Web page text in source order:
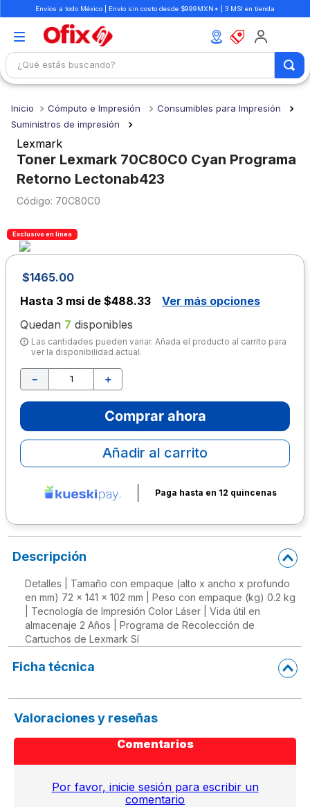
Envíos a todo México | Envío sin costo desde $999MXN* | 3 MSI en tienda
¿Qué estás buscando?
Cómputo e Impresión
Consumibles para Impresión
Suministros de impresión
Lexmark
Toner Lexmark 70C80C0 Cyan Programa
Retorno Lectonab423
: 70C80C0
Exclusivo en línea
$1465.00
Hasta 3 msi de $488.33
Ver más opciones
Quedan 7 disponibles
Las cantidades pueden variar. Añada el producto al carrito para
ver la disponibilidad actual.
＋
－
Comprar ahora
Añadir al carrito
Paga hasta en 12 quincenas
Descripción
Detalles | Tamaño con empaque (alto x ancho x profundo
en mm) 72 x 141 x 102 mm | Peso con empaque (kg) 0.2 kg
| Tecnología de Impresión Color Láser | Vida útil en
almacenaje 2 Años | Programa de Recolección de
Cartuchos de Lexmark Sí
Ficha técnica
Valoraciones y reseñas
Comentarios
Por favor, inicie sesión para escribir un
comentario
1.
mochilas
libretas
3 .
cuaderno
4.
colores
cuadernos
6.
boligrafo
7.
escolar
8.
sacapuntas
9 .
lapiz
10. escritorio